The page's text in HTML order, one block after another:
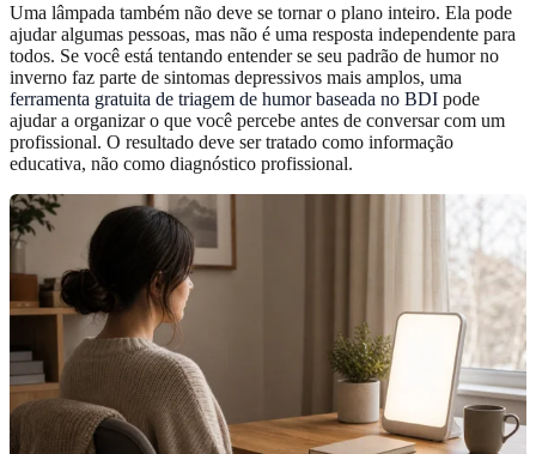
Uma lâmpada também não deve se tornar o plano inteiro. Ela pode
ajudar algumas pessoas, mas não é uma resposta independente para
todos. Se você está tentando entender se seu padrão de humor no
inverno faz parte de sintomas depressivos mais amplos, uma
ferramenta gratuita de triagem de humor baseada no BDI pode
ajudar a organizar o que você percebe antes de conversar com um
profissional. O resultado deve ser tratado como informação
educativa, não como diagnóstico profissional.